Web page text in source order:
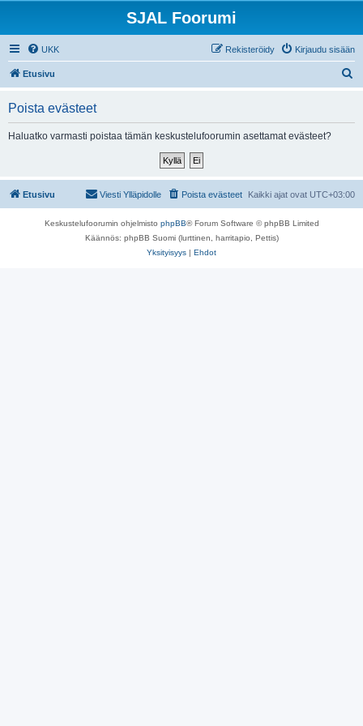
SJAL Foorumi
UKK Kirjaudu sisään
Rekisteröidy
Etusivu
Poista evästeet
Haluatko varmasti poistaa tämän keskustelufoorumin asettamat evästeet?
Etusivu Kaikki ajat ovat UTC+03:00
Poista evästeet
Viesti Ylläpidolle
Keskustelufoorumin ohjelmisto phpBB® Forum Software © phpBB Limited
Käännös: phpBB Suomi (lurttinen, harritapio, Pettis)
Yksityisyys | Ehdot